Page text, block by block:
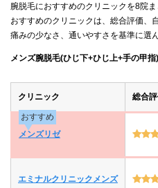
腕脱毛におすすめのクリニックを8院ま
おすすめのクリニックは、総合評価、
痛みの少なさ、通いやすさを基準に選
メンズ腕脱毛(ひじ下+ひじ上+手の甲
クリニック 総合
おすすめ
メンズリゼ
エミナルクリニックメンズ